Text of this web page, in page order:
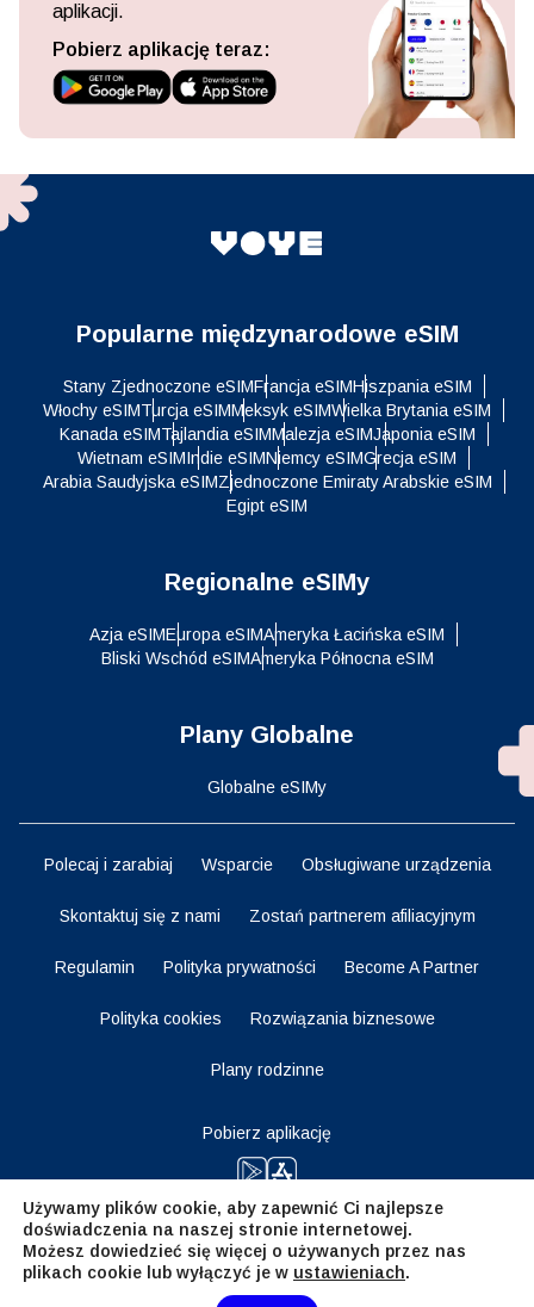
aplikacji.
Pobierz aplikację teraz:
Popularne międzynarodowe eSIM
Stany Zjednoczone eSIMFrancja eSIMHiszpania eSIM
Włochy eSIMTurcja eSIMMeksyk eSIMWielka Brytania eSIM
Kanada eSIMTajlandia eSIMMalezja eSIMJaponia eSIM
Wietnam eSIMIndie eSIMNiemcy eSIMGrecja eSIM
Arabia Saudyjska eSIMZjednoczone Emiraty Arabskie eSIM
Egipt eSIM
Regionalne eSIMy
Azja eSIMEuropa eSIMAmeryka Łacińska eSIM
Bliski Wschód eSIMAmeryka Północna eSIM
Plany Globalne
Globalne eSIMy
Polecaj i zarabiaj Wsparcie Obsługiwane urządzenia
Skontaktuj się z nami Zostań partnerem afiliacyjnym
Regulamin Polityka prywatności Become A Partner
Polityka cookies Rozwiązania biznesowe
Plany rodzinne
Pobierz aplikację
Bądź na bieżąco
Używamy plików cookie, aby zapewnić Ci najlepsze
doświadczenia na naszej stronie internetowej.
Możesz dowiedzieć się więcej o używanych przez nas
plikach cookie lub wyłączyć je w ustawieniach.